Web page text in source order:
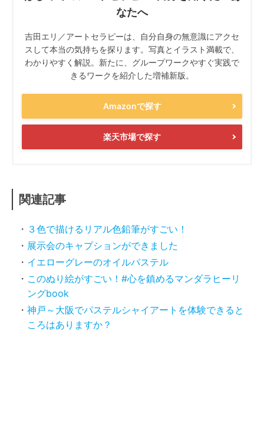
なたへ
吉田エリ／アートセラピーは、自分自身の無意識にアクセ
スして本当の気持ちを探ります。写真とイラスト満載で、
わかりやすく解説。新たに、グループワークやすぐ実践で
きるワークを紹介した増補新版。
Amazonで探す
楽天市場で探す
関連記事
３色で描けるリアル色鉛筆がすごい！
展示会のキャプションができました
イエローグレーのオイルパステル
このぬり絵がすごい！#心を鎮めるマンダラヒーリ
ングbook
神戸～大阪でパステルシャイアートを体験できると
ころはありますか？